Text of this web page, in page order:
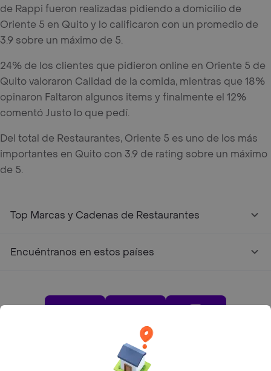
de Rappi fueron realizadas pidiendo a domicilio de
Oriente 5 en Quito y lo calificaron con un promedio de
3.9 sobre un máximo de 5.
24% de los clientes que pidieron online en Oriente 5 de
Quito valoraron Calidad de la comida, mientras que 18%
opinaron Faltaron algunos items y finalmente el 12%
comentó Justo lo que pedí.
Del total de Restaurantes, Oriente 5 es uno de los más
importantes en Quito con 3.9 de rating sobre un máximo
de 5.
Top Marcas y Cadenas de Restaurantes
Encuéntranos en estos países
Google play